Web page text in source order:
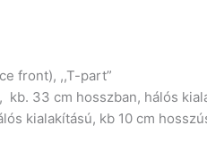
front), ,,T-part”
33 cm hosszban, hálós
kialakítású, kb 10 cm